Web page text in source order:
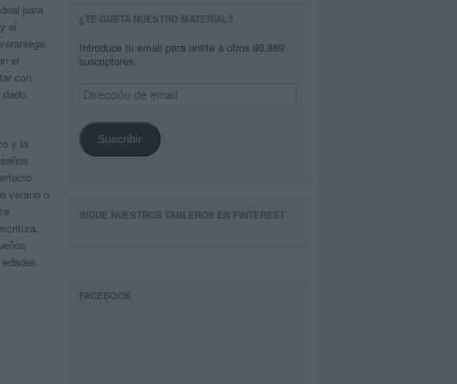
para
el
el
con
y la
verano o
¿TE GUSTA NUESTRO MATERIAL?
Introduce tu email para unirte a otros 80.869
suscriptores.
Dirección
de
Suscribir
SIGUE NUESTROS TABLEROS EN PINTEREST
FACEBOOK